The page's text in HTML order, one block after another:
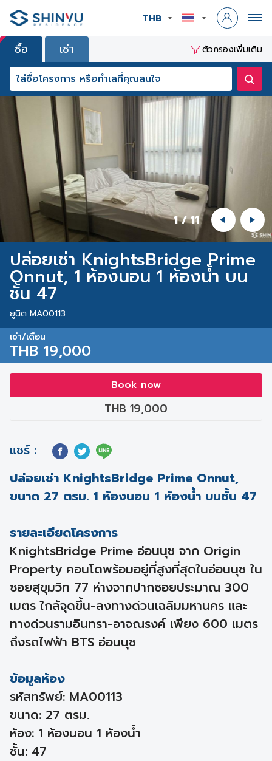
THB
ซื้อ เช่า ตัวกรองเพิ่มเติม
1/11
ปล่อยเช่า KnightsBridge Prime
Onnut, 1 ห้องนอน 1 ห้องน้ำ บน
ชั้น 47
ยูนิต MA00113
เช่า/เดือน
THB 19,000
Book now
THB 19,000
แชร์ :
ปล่อยเช่า KnightsBridge Prime Onnut,
ขนาด 27 ตรม. 1 ห้องนอน 1 ห้องน้ำ บนชั้น 47
รายละเอียดโครงการ
KnightsBridge Prime อ่อนนุช จาก Origin
Property คอนโดพร้อมอยู่ที่สูงที่สุดในอ่อนนุช ใน
ซอยสุขุมวิท 77 ห่างจากปากซอยประมาณ 300
เมตร ใกล้จุดขึ้น-ลงทางด่วนเฉลิมมหานคร และ
ทางด่วนรามอินทรา-อาจณรงค์ เพียง 600 เมตร
ถึงรถไฟฟ้า BTS อ่อนนุช
ข้อมูลห้อง
รหัสทรัพย์: MA00113
ขนาด: 27 ตรม.
ห้อง: 1 ห้องนอน 1 ห้องน้ำ
ชั้น: 47